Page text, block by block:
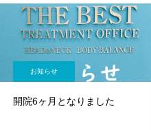
お知らせ
開院6ヶ月となりました